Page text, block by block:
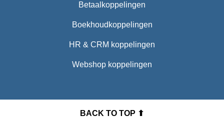
Betaalkoppelingen
Boekhoudkoppelingen
HR & CRM koppelingen
Webshop koppelingen
BACK TO TOP ⬆